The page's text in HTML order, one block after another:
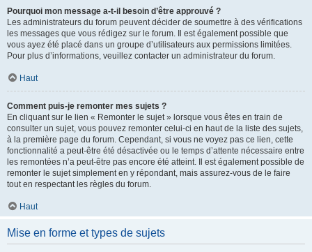
Pourquoi mon message a-t-il besoin d’être approuvé ?
Les administrateurs du forum peuvent décider de soumettre à des vérifications
les messages que vous rédigez sur le forum. Il est également possible que
vous ayez été placé dans un groupe d’utilisateurs aux permissions limitées.
Pour plus d’informations, veuillez contacter un administrateur du forum.
Haut
Comment puis-je remonter mes sujets ?
En cliquant sur le lien « Remonter le sujet » lorsque vous êtes en train de
consulter un sujet, vous pouvez remonter celui-ci en haut de la liste des sujets,
à la première page du forum. Cependant, si vous ne voyez pas ce lien, cette
fonctionnalité a peut-être été désactivée ou le temps d’attente nécessaire entre
les remontées n’a peut-être pas encore été atteint. Il est également possible de
remonter le sujet simplement en y répondant, mais assurez-vous de le faire
tout en respectant les règles du forum.
Haut
Mise en forme et types de sujets